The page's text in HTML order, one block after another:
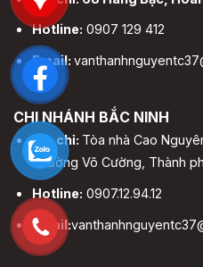
Hotline: 0907 129 412
Email:
CHI NHÁNH BẮC NINH
Địa chỉ: Tòa nhà Cao
Phường Võ Cường, Thành
Hotline: 0907.12.94.12
Email: